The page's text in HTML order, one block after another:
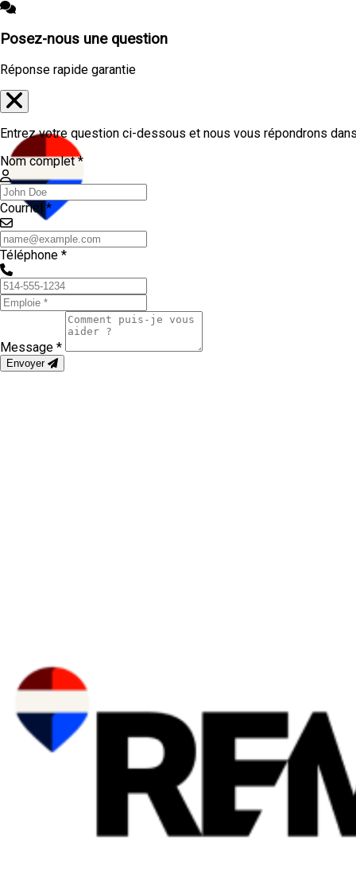
Posez-nous une question
Réponse rapide garantie
Entrez votre question ci-dessous et nous vous répondrons
Nom complet *
Courriel *
Téléphone *
Message *
Envoyer